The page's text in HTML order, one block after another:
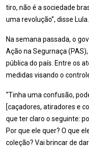
tiro, não é a sociedade
uma revolução”, disse Lula.
Na semana passada, o
Ação na Segurnaça
pública do país. Entre os
medidas visando o
“Tinha uma confusão,
[caçadores, atiradores e
que ter claro o seguinte:
Por que ele quer? O que
coleção? Vai brincar de